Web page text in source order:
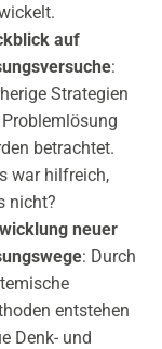
auf
:
Strategien
betrachtet.
war hilfreich,
nicht?
neuer
: Durch
entstehen
Denk- und